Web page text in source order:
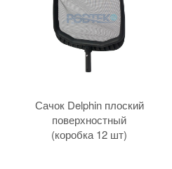
Сачок Delphin плоский
поверхностный
(коробка 12 шт)